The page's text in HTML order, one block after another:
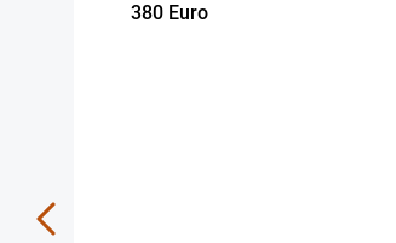
380 Euro